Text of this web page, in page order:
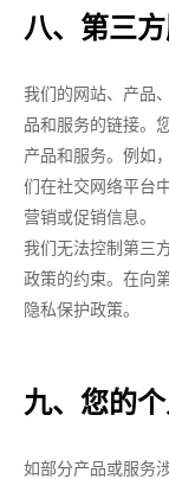
八、第三
我们的网站、产品
品和服务的链接。
产品和服务。例如
们在社交网络平台
营销或促销信息。
我们无法控制第三
政策的约束。在向
隐私保护政策。
九、您的
如部分产品或服务